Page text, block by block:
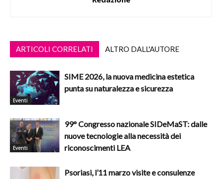
ARTICOLI CORRELATI ALTRO DALL'AUTORE
Eventi
SIME 2026, la nuova medicina estetica
punta su naturalezza e sicurezza
Eventi
99° Congresso nazionale SIDeMaST: dalle
nuove tecnologie alla necessità dei
riconoscimenti LEA
Psoriasi, l’11 marzo visite e consulenze